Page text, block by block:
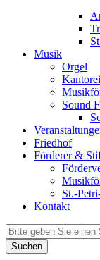
Musik
Orgel
Kantorei
Sound
Friedhof
Förderer &
St.-
Kontakt
Suchen